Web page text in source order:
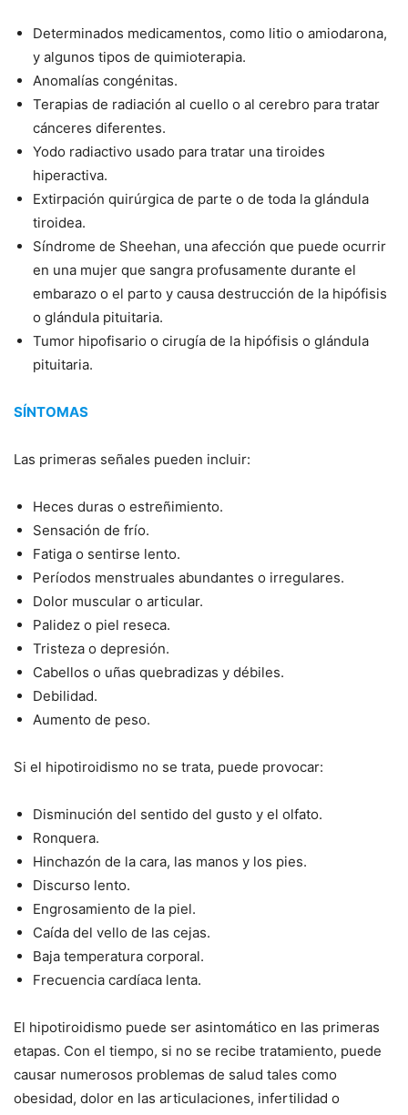
Determinados medicamentos, como litio o amiodarona,
y algunos tipos de quimioterapia.
Anomalías congénitas.
Terapias de radiación al cuello o al cerebro para tratar
cánceres diferentes.
Yodo radiactivo usado para tratar una tiroides
hiperactiva.
Extirpación quirúrgica de parte o de toda la glándula
tiroidea.
Síndrome de Sheehan, una afección que puede ocurrir
en una mujer que sangra profusamente durante el
embarazo o el parto y causa destrucción de la hipófisis
o glándula pituitaria.
Tumor hipofisario o cirugía de la hipófisis o glándula
pituitaria.
SÍNTOMAS
Las primeras señales pueden incluir:
Heces duras o estreñimiento.
Sensación de frío.
Fatiga o sentirse lento.
Períodos menstruales abundantes o irregulares.
Dolor muscular o articular.
Palidez o piel reseca.
Tristeza o depresión.
Cabellos o uñas quebradizas y débiles.
Debilidad.
Aumento de peso.
Si el hipotiroidismo no se trata, puede provocar:
Disminución del sentido del gusto y el olfato.
Ronquera.
Hinchazón de la cara, las manos y los pies.
Discurso lento.
Engrosamiento de la piel.
Caída del vello de las cejas.
Baja temperatura corporal.
Frecuencia cardíaca lenta.
El hipotiroidismo puede ser asintomático en las primeras
etapas. Con el tiempo, si no se recibe tratamiento, puede
causar numerosos problemas de salud tales como
obesidad, dolor en las articulaciones, infertilidad o